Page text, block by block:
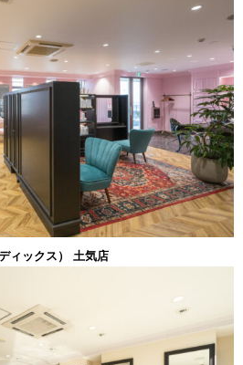
ィックス） 土気店